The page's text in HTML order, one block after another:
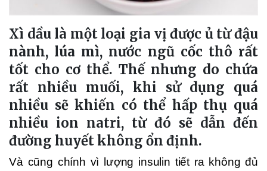
Xì dầu là một loại gia vị được ủ từ đậu
nành, lúa mì, nước ngũ cốc thô rất
tốt cho cơ thể. Thế nhưng do chứa
rất nhiều muối, khi sử dụng quá
nhiều sẽ khiến có thể hấp thụ quá
nhiều ion natri, từ đó sẽ dẫn đến
đường huyết không ổn định.
Và cũng chính vì lượng insulin tiết ra không đủ